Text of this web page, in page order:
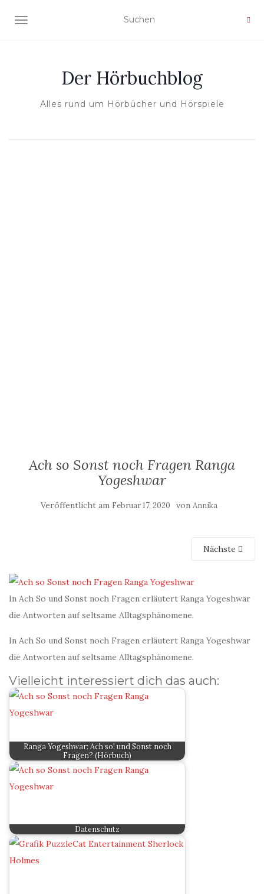
NAVIGATION UMSCHALTEN
Der Hörbuchblog
Alles rund um Hörbücher und Hörspiele
Ach so Sonst noch Fragen Ranga
Yogeshwar
Veröffentlicht am Februar 17, 2020 von Annika
Nächste
In Ach So und Sonst noch Fragen erläutert Ranga Yogeshwar
die Antworten auf seltsame Alltagsphänomene.
In Ach So und Sonst noch Fragen erläutert Ranga Yogeshwar
die Antworten auf seltsame Alltagsphänomene.
Vielleicht interessiert dich das auch:
Ranga Yogeshwar: Ach so! und Sonst noch
Fragen? (Hörbuch)
Datenschutz